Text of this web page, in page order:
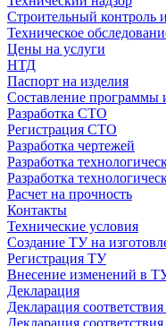
Строительный контроль
Техническое
Цены на услуги
НТД
Паспорт на изделия
Составление
Разработка СТО
Регистрация СТО
Разработка чертежей
Разработка
Разработка
Расчет на прочность
Контакты
Технические условия
Создание ТУ на
Регистрация ТУ
Внесение изменений в
Декларация
Декларация
Декларация